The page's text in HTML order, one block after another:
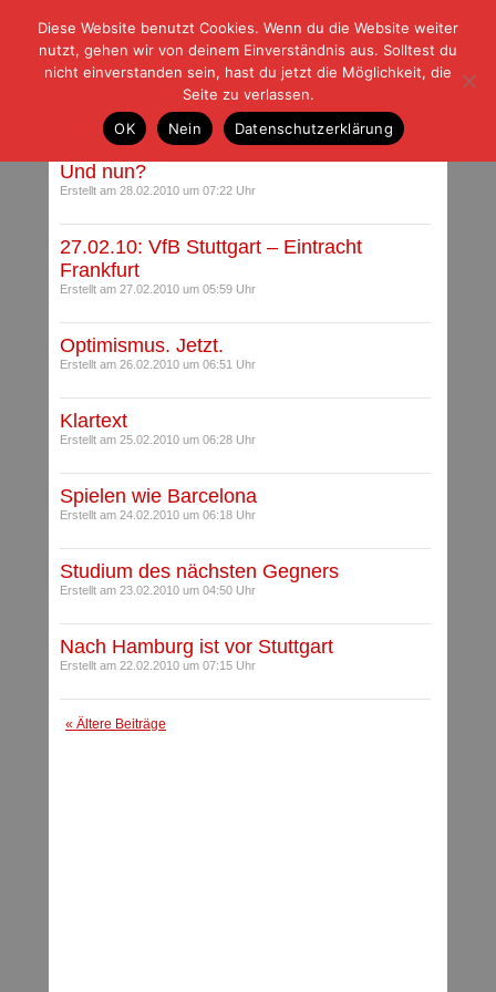
| | |BLOG-GFußball und der Rest
HOME|REGELN|IMPRESSUM |DATENSCHUTZ
Archiv für Februar 2010
Und nun?
Erstellt am 28.02.2010 um 07:22 Uhr
27.02.10: VfB Stuttgart – Eintracht
Frankfurt
Erstellt am 27.02.2010 um 05:59 Uhr
Optimismus. Jetzt.
Erstellt am 26.02.2010 um 06:51 Uhr
Klartext
Erstellt am 25.02.2010 um 06:28 Uhr
Spielen wie Barcelona
Erstellt am 24.02.2010 um 06:18 Uhr
Studium des nächsten Gegners
Erstellt am 23.02.2010 um 04:50 Uhr
Nach Hamburg ist vor Stuttgart
Erstellt am 22.02.2010 um 07:15 Uhr
« Ältere Beiträge
Diese Website benutzt Cookies. Wenn du die Website weiter
nutzt, gehen wir von deinem Einverständnis aus. Solltest du
nicht einverstanden sein, hast du jetzt die Möglichkeit, die
Seite zu verlassen.
OK
Nein Datenschutzerklärung